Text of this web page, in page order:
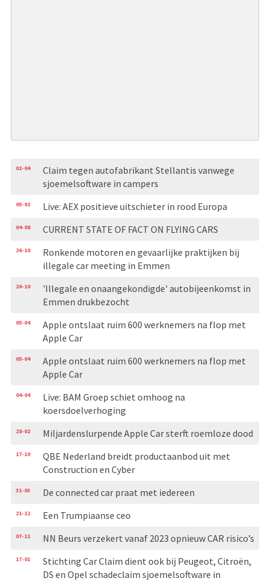
02-04
Claim tegen autofabrikant Stellantis vanwege
sjoemelsoftware in campers
05-02 Live: AEX positieve uitschieter in rood Europa
04-08 CURRENT STATE OF FACT ON FLYING CARS
26-10
Ronkende motoren en gevaarlijke praktijken bij
illegale car meeting in Emmen
26-10
'Illegale en onaangekondigde' autobijeenkomst in
Emmen drukbezocht
05-04
Apple ontslaat ruim 600 werknemers na flop met
Apple Car
05-04
Apple ontslaat ruim 600 werknemers na flop met
Apple Car
04-04
Live: BAM Groep schiet omhoog na
koersdoelverhoging
28-02 Miljardenslurpende Apple Car sterft roemloze dood
17-10
QBE Nederland breidt productaanbod uit met
Construction en Cyber
31-03 De connected car praat met iedereen
21-12 Een Trumpiaanse ceo
07-11 NN Beurs verzekert vanaf 2023 opnieuw CAR risico’s
17-01
Stichting Car Claim dient ook bij Peugeot, Citroën,
DS en Opel schadeclaim sjoemelsoftware in